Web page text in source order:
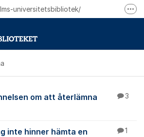
universitetsbibliotek/
lämna
om att återlämna
3
inte hinner hämta en
1